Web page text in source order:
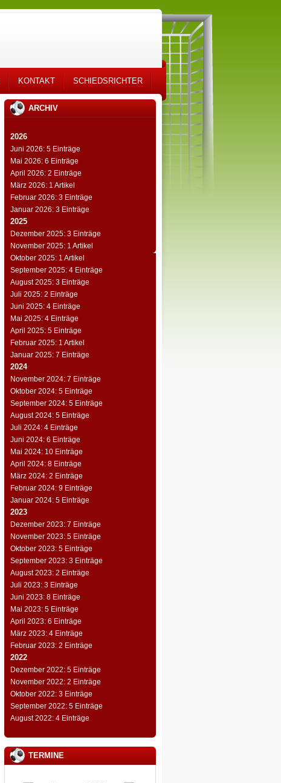
KONTAKT SCHIEDSRICHTER
ARCHIV
2026
Juni 2026: 5 Einträge
Mai 2026: 6 Einträge
April 2026: 2 Einträge
März 2026: 1 Artikel
Februar 2026: 3 Einträge
Januar 2026: 3 Einträge
2025
Dezember 2025: 3 Einträge
November 2025: 1 Artikel
Oktober 2025: 1 Artikel
September 2025: 4 Einträge
August 2025: 3 Einträge
Juli 2025: 2 Einträge
Juni 2025: 4 Einträge
Mai 2025: 4 Einträge
April 2025: 5 Einträge
Februar 2025: 1 Artikel
Januar 2025: 7 Einträge
2024
November 2024: 7 Einträge
Oktober 2024: 5 Einträge
September 2024: 5 Einträge
August 2024: 5 Einträge
Juli 2024: 4 Einträge
Juni 2024: 6 Einträge
Mai 2024: 10 Einträge
April 2024: 8 Einträge
März 2024: 2 Einträge
Februar 2024: 9 Einträge
Januar 2024: 5 Einträge
2023
Dezember 2023: 7 Einträge
November 2023: 5 Einträge
Oktober 2023: 5 Einträge
September 2023: 3 Einträge
August 2023: 2 Einträge
Juli 2023: 3 Einträge
Juni 2023: 8 Einträge
Mai 2023: 5 Einträge
April 2023: 6 Einträge
März 2023: 4 Einträge
Februar 2023: 2 Einträge
2022
Dezember 2022: 5 Einträge
November 2022: 2 Einträge
Oktober 2022: 3 Einträge
September 2022: 5 Einträge
August 2022: 4 Einträge
TERMINE